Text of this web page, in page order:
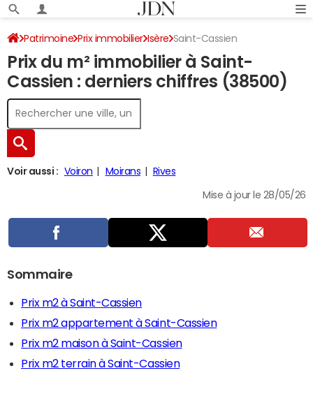
Patrimoine Prix immobilier Isère Saint-Cassien
Prix du m² immobilier à Saint-
Cassien : derniers chiffres (38500)
Voir aussi : Voiron Moirans Rives
Mise à jour le 28/05/26
Sommaire
Prix m2 à Saint-Cassien
Prix m2 appartement à Saint-Cassien
Prix m2 maison à Saint-Cassien
Prix m2 terrain à Saint-Cassien